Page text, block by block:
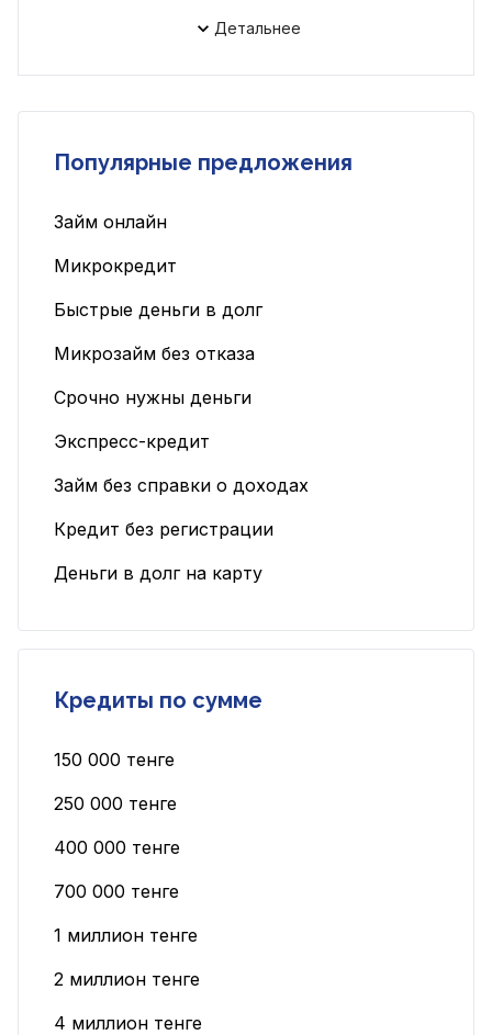
Детальнее
Популярные предложения
Займ онлайн
Микрокредит
Быстрые деньги в долг
Микрозайм без отказа
Срочно нужны деньги
Экспресс-кредит
Займ без справки о доходах
Кредит без регистрации
Деньги в долг на карту
Кредиты по сумме
150 000 тенге
250 000 тенге
400 000 тенге
700 000 тенге
1 миллион тенге
2 миллион тенге
4 миллион тенге